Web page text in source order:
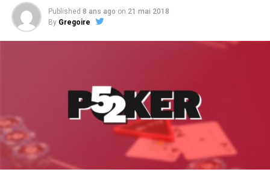
Published 8 ans ago on 21 mai 2018
By Gregoire